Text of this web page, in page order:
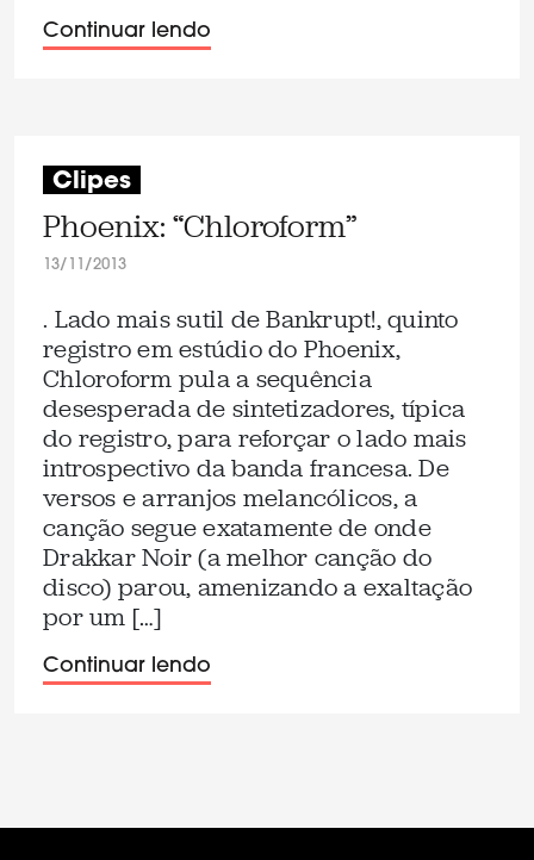
Continuar lendo
Clipes
Phoenix: “Chloroform”
13/11/2013
. Lado mais sutil de Bankrupt!, quinto
registro em estúdio do Phoenix,
Chloroform pula a sequência
desesperada de sintetizadores, típica
do registro, para reforçar o lado mais
introspectivo da banda francesa. De
versos e arranjos melancólicos, a
canção segue exatamente de onde
Drakkar Noir (a melhor canção do
disco) parou, amenizando a exaltação
por um […]
Continuar lendo